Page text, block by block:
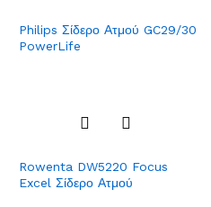
to
Philips Σίδερο Ατμού GC29/30
PowerLife
to
Wish
Rowenta DW5220 Focus
Excel Σίδερο Ατμού